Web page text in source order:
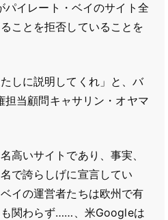
イレート・ベイのサイト全
ことを拒否していることを
しに説明してくれ」と、バ
当顧問キャサリン・オヤマ
高いサイトであり、事実、
で誇らしげに宣言してい
イの運営者たちは欧州で有
関わらず……、米Googleは